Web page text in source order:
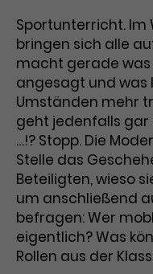
Name
Anbieter
Laufzeit 1
Zweck
Das
Daten
pro
Name
Anbieter
Laufzeit 3
Zweck
Sportunterricht. Im
bringen sich alle
macht gerade was
angesagt und was
Umständen mehr
geht jedenfalls
…!? Stopp. Die
Stelle das
Beteiligten, wieso
um anschließend
befragen: Wer
eigentlich? Was
Rollen aus der